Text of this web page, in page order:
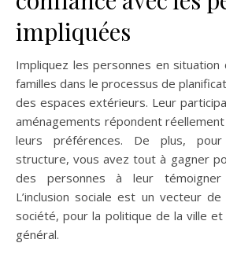
impliquées
Impliquez les personnes en situation
familles dans le processus de
des espaces extérieurs. Leur
aménagements répondent
leurs préférences. De plus,
structure, vous avez tout à gagner
des personnes à leur
L’inclusion sociale est un vecteur
société, pour la politique de la ville
général.